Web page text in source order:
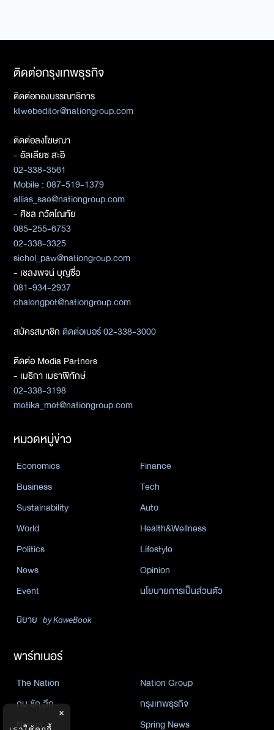
ติดต่อกรุงเทพธุรกิจ
ติดต่อกองบรรณาธิการ
ktwebeditor@nationgroup.com
ติดต่อลงโฆษณา
- อัลเลียซ สะอิ
02-338-3561
Mobile : 087-519-1379
allias_sae@nationgroup.com
- ศิชล ภวัตโณทัย
085-255-6753
02-338-3325
sichol_paw@nationgroup.com
- เชลงพจน์ บุญซื่อ
081-934-2937
chalengpot@nationgroup.com
สมัครสมาชิกติดต่อเบอร์ 02-338-3000
ติดต่อ Media Partners
- เมธิกา เมธาพิทักษ์
02-338-3198
metika_met@nationgroup.com
หมวดหมู่ข่าว
Economics
Finance
Business
Tech
Sustainability
Auto
World
Health&Wellness
Politics
Lifestyle
News
Opinion
Event
นโยบายการเป็นส่วนตัว
นิยาย by KaweBook
พาร์ทเนอร์
The Nation
Nation Group
คม ชัด ลึก
กรุงเทพธุรกิจ
Nation
Spring News
×